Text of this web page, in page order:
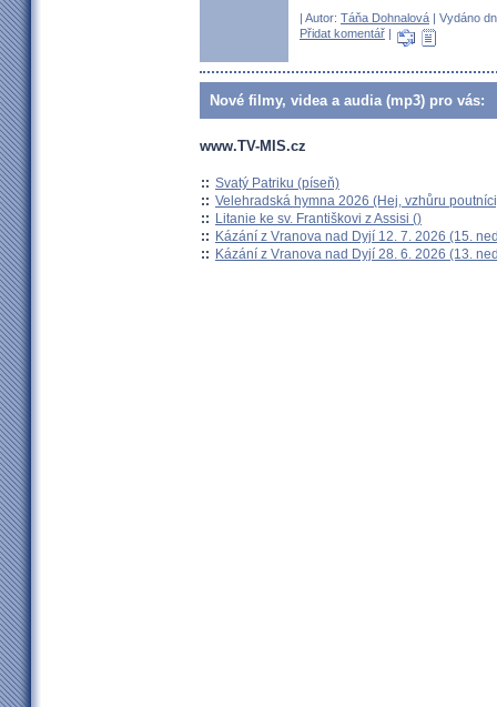
| Autor: Táňa Dohnalová | Vydáno
Přidat komentář |
Nové filmy, videa a audia (mp3) pro vás:
www.TV-MIS.cz
:: Svatý Patriku (píseň)
:: Velehradská hymna 2026 (Hej, vzhůru
:: Litanie ke sv. Františkovi z Assisi ()
:: Kázání z Vranova nad Dyjí 12. 7. 2026 (15.
:: Kázání z Vranova nad Dyjí 28. 6. 2026 (13.